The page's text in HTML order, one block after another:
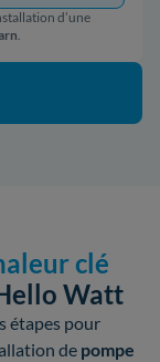
d’une
.
clé
Watt
étapes pour
de pompe